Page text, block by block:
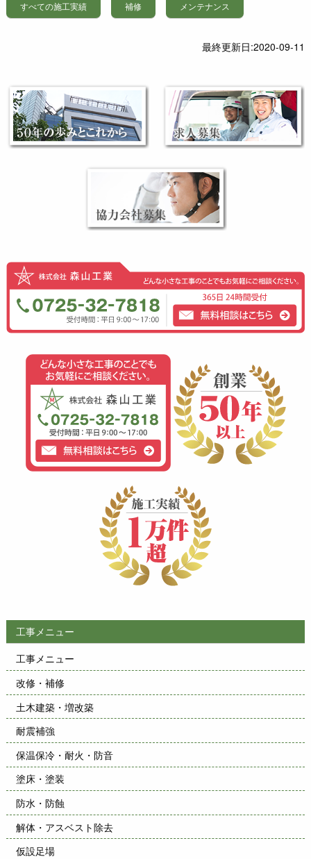
うに養生し、その後
いました。倉庫荷造
り場 ・・・ユ
ークリートＭＦステ
ーションエリ
ア・・・アートフロ
部 ・・・ア
ートフロアＰＦ
きました。 作業内
ープの仕切り板をマ
ンホールの位置に合
わせて取付けを行い
ました。後日に保温
板金工事の実測を行
取付をしました。
ターを取替えする工
ました。 Ｗ＝３００
ました。
すべての施工実績 補修 メンテナンス
最終更新日:2020-09-11
工事メニュー
工事メニュー
改修・補修
土木建築・増改築
耐震補強
保温保冷・耐火・防音
塗床・塗装
防水・防蝕
解体・アスベスト除去
仮設足場